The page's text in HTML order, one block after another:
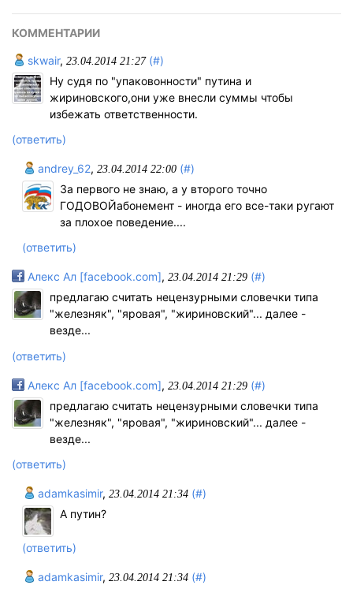
КОММЕНТАРИИ
skwair, 23.04.2014 21:27 (#)
Ну судя по "упаковонности" путина и
жириновского,они уже внесли суммы чтобы
избежать ответственности.
(ответить)
andrey_62, 23.04.2014 22:00 (#)
За первого не знаю, а у второго точно
ГОДОВОЙабонемент - иногда его все-таки ругают
за плохое поведение....
(ответить)
Алекс Ал [facebook.com], 23.04.2014 21:29 (#)
предлагаю считать нецензурными словечки типа
"железняк", "яровая", "жириновский"... далее -
везде...
(ответить)
Алекс Ал [facebook.com], 23.04.2014 21:29 (#)
предлагаю считать нецензурными словечки типа
"железняк", "яровая", "жириновский"... далее -
везде...
(ответить)
adamkasimir, 23.04.2014 21:34 (#)
А путин?
(ответить)
adamkasimir, 23.04.2014 21:34 (#)